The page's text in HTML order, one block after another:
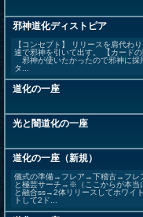
邪神道化ディストピア
【コンセプト】 リリースを肩代わ
速で邪神を引いて出す。 【カード
邪神が使いたかったので邪神に採
タ...
道化の一座
光と闇道化の一座
道化の一座（新規）
儀式の準備→フレア→下稽古→フレ
と極芸サーチ→※（ここからが本当
と融合ss→2体リリースしてホワイ
トして2ド...